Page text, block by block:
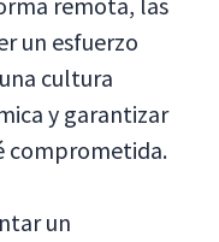
un esfuerzo
cultura
y garantizar
comprometida.
un